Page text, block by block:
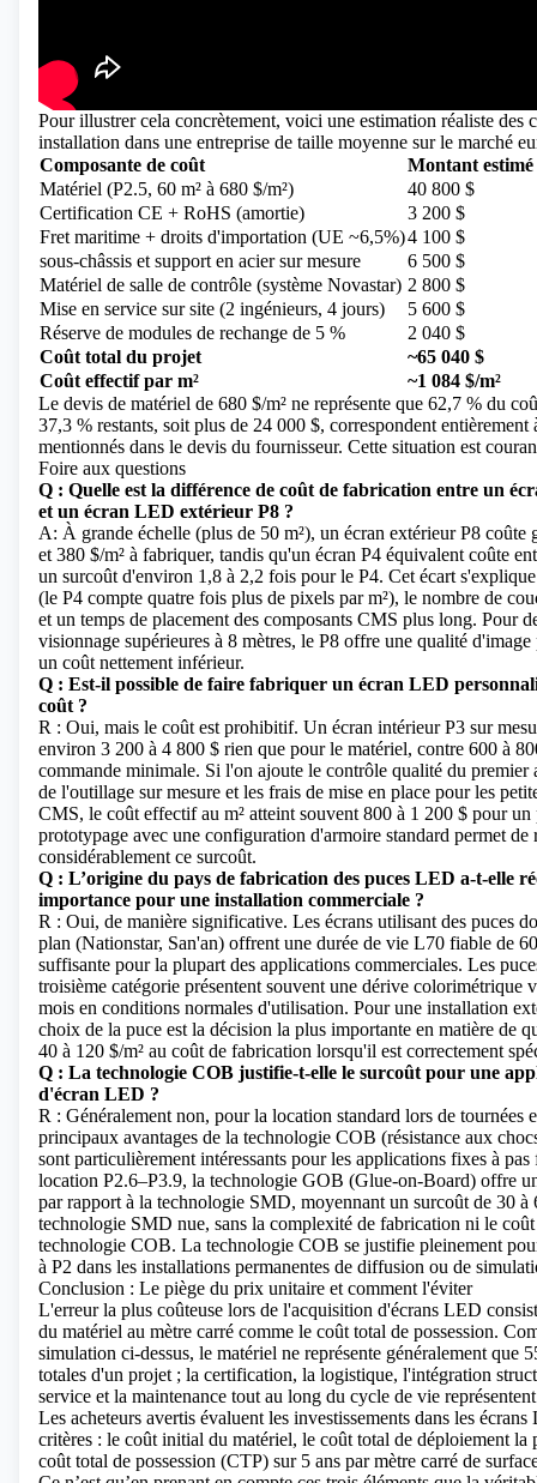
Pour illustrer cela concrètement, voici une estimation réaliste des
installation dans une entreprise de taille moyenne sur le marché
Composante de coût
Montant estimé
Matériel (P2.5, 60 m² à 680 $/m²)
40 800 $
Certification CE + RoHS (amortie)
3 200 $
Fret maritime + droits d'importation (UE ~6,5%)4 100 $
sous-châssis et support en acier sur mesure
6 500 $
Matériel de salle de contrôle (système Novastar) 2 800 $
Mise en service sur site (2 ingénieurs, 4 jours)
5 600 $
Réserve de modules de rechange de 5 %
2 040 $
Coût total du projet
~65 040 $
Coût effectif par m²
~1 084 $/m²
Le devis de matériel de 680 $/m² ne représente que 62,7 % du
37,3 % restants, soit plus de 24 000 $, correspondent entièrement
mentionnés dans le devis du fournisseur. Cette situation est
Foire aux questions
Q : Quelle est la différence de coût de fabrication entre un
et un écran LED extérieur P8 ?
A: À grande échelle (plus de 50 m²), un écran extérieur P8 coûte
et 380 $/m² à fabriquer, tandis qu'un écran P4 équivalent coûte
un surcoût d'environ 1,8 à 2,2 fois pour le P4. Cet écart
(le P4 compte quatre fois plus de pixels par m²), le nombre de
et un temps de placement des composants CMS plus long. Pour
visionnage supérieures à 8 mètres, le P8 offre une qualité d'image
un coût nettement inférieur.
Q : Est-il possible de faire fabriquer un écran LED
coût ?
R : Oui, mais le coût est prohibitif. Un écran intérieur P3 sur
environ 3 200 à 4 800 $ rien que pour le matériel, contre 600 à
commande minimale. Si l'on ajoute le contrôle qualité du premier
de l'outillage sur mesure et les frais de mise en place pour les
CMS, le coût effectif au m² atteint souvent 800 à 1 200 $ pour
prototypage avec une configuration d'armoire standard permet de
considérablement ce surcoût.
Q : L’origine du pays de fabrication des puces LED a-t-elle
importance pour une installation commerciale ?
R : Oui, de manière significative. Les écrans utilisant des puces
plan (Nationstar, San'an) offrent une durée de vie L70 fiable de
suffisante pour la plupart des applications commerciales. Les
troisième catégorie présentent souvent une dérive colorimétrique
mois en conditions normales d'utilisation. Pour une installation
choix de la puce est la décision la plus importante en matière de
40 à 120 $/m² au coût de fabrication lorsqu'il est correctement
Q : La technologie COB justifie-t-elle le surcoût pour une
d'écran LED ?
R : Généralement non, pour la location standard lors de tournées
principaux avantages de la technologie COB (résistance aux
sont particulièrement intéressants pour les applications fixes à
location P2.6–P3.9, la technologie GOB (Glue-on-Board) offre
par rapport à la technologie SMD, moyennant un surcoût de 30 à
technologie SMD nue, sans la complexité de fabrication ni le
technologie COB. La technologie COB se justifie pleinement
à P2 dans les installations permanentes de diffusion ou de
Conclusion : Le piège du prix unitaire et comment l'éviter
L'erreur la plus coûteuse lors de l'acquisition d'écrans LED
du matériel au mètre carré comme le coût total de possession.
simulation ci-dessus, le matériel ne représente généralement que
totales d'un projet ; la certification, la logistique, l'intégration
service et la maintenance tout au long du cycle de vie
Les acheteurs avertis évaluent les investissements dans les
critères : le coût initial du matériel, le coût total de déploiement la
coût total de possession (CTP) sur 5 ans par mètre carré de